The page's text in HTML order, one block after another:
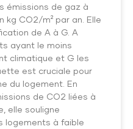
émissions de gaz à
kg CO2/m² par an. Elle
de A à G. A
ayant le moins
climatique et G les
est cruciale pour
du logement. En
de CO2 liées à
elle souligne
logements à faible